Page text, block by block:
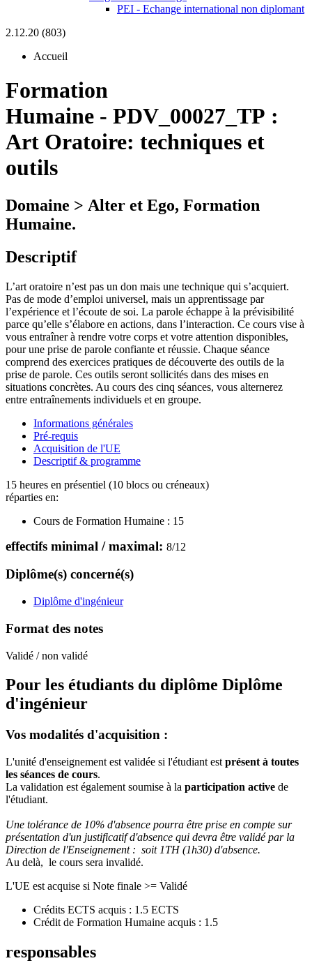
PEI - Echange international non diplomant
2.12.20 (803)
Accueil
Formation
Humaine - PDV_00027_TP :
Art Oratoire: techniques et
outils
Domaine > Alter et Ego, Formation
Humaine.
Descriptif
L’art oratoire n’est pas un don mais une technique qui s’acquiert.
Pas de mode d’emploi universel, mais un apprentissage par
l’expérience et l’écoute de soi. La parole échappe à la prévisibilité
parce qu’elle s’élabore en actions, dans l’interaction. Ce cours vise à
vous entraîner à rendre votre corps et votre attention disponibles,
pour une prise de parole confiante et réussie. Chaque séance
comprend des exercices pratiques de découverte des outils de la
prise de parole. Ces outils seront sollicités dans des mises en
situations concrètes. Au cours des cinq séances, vous alternerez
entre entraînements individuels et en groupe.
Informations générales
Pré-requis
Acquisition de l'UE
Descriptif & programme
15 heures en présentiel (10 blocs ou créneaux)
réparties en:
Cours de Formation Humaine : 15
effectifs minimal / maximal: 8/12
Diplôme(s) concerné(s)
Diplôme d'ingénieur
Format des notes
Validé / non validé
Pour les étudiants du diplôme Diplôme
d'ingénieur
Vos modalités d'acquisition :
L'unité d'enseignement est validée si l'étudiant est présent à toutes
les séances de cours.
La validation est également soumise à la participation active de
l'étudiant.
Une tolérance de 10% d'absence pourra être prise en compte sur
présentation d'un justificatif d'absence qui devra être validé par la
Direction de l'Enseignement : soit 1TH (1h30) d'absence.
Au delà, le cours sera invalidé.
L'UE est acquise si Note finale >= Validé
Crédits ECTS acquis : 1.5 ECTS
Crédit de Formation Humaine acquis : 1.5
responsables